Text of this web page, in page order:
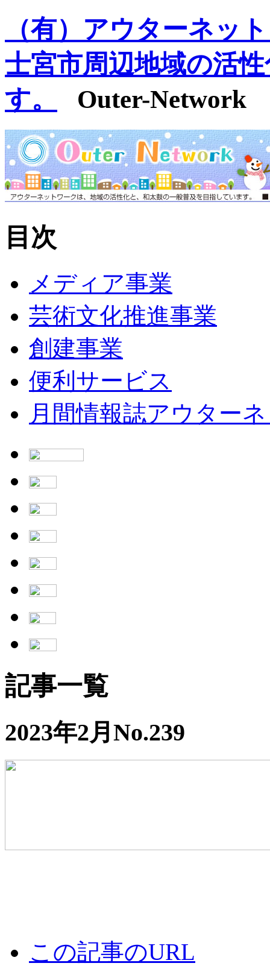
（有）アウターネッ
士宮市周辺地域の活
す。
Outer-Network
目次
メディア事業
芸術文化推進事業
創建事業
便利サービス
月間情報誌アウター
記事一覧
2023年2月No.239
この記事のURL